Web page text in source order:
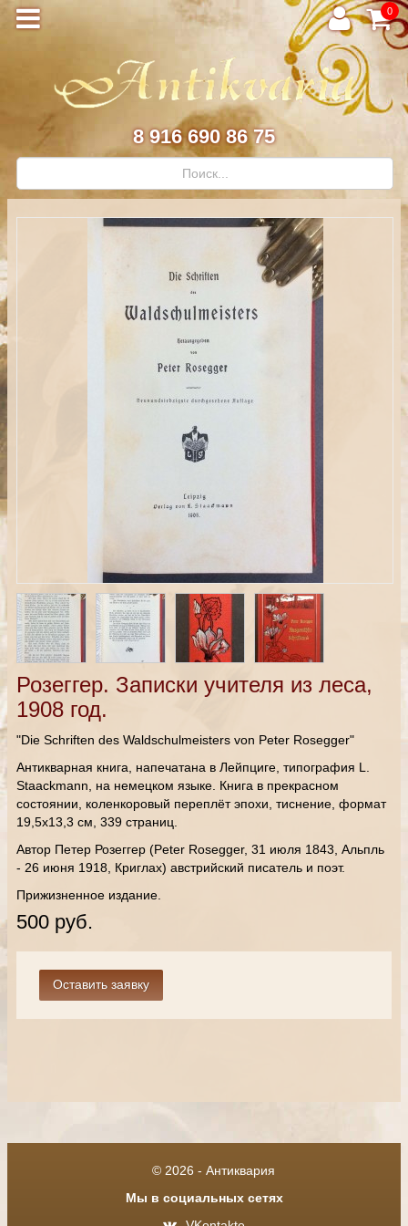
0
8 916 690 86 75
Розеггер. Записки учителя из леса,
1908 год.
"Die Schriften des Waldschulmeisters von Peter Rosegger"
Антикварная книга, напечатана в Лейпциге, типография L.
Staackmann, на немецком языке. Книга в прекрасном
состоянии, коленкоровый переплёт эпохи, тиснение, формат
19,5х13,3 см, 339 страниц.
Автор Петер Розеггер (Peter Rosegger, 31 июля 1843, Альпль
- 26 июня 1918, Криглах) австрийский писатель и поэт.
Прижизненное издание.
500 руб.
© 2026 - Антиквария
Мы в социальных сетях